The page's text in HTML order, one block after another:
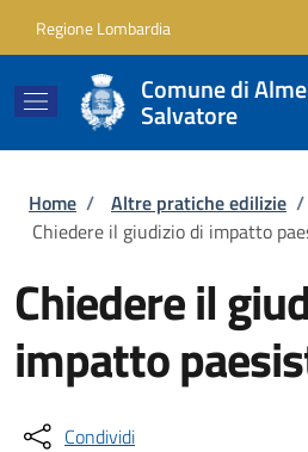
Regione Lombardia
Comune di
Salvatore
Briciole di pane
Home / Altre pratiche edilizie /
Chiedere il giudizio di impatto
Chiedere il
impatto
Condividi